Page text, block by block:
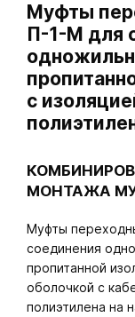
Муфты
П-1-M для
с
МОНТАЖА
Муфты
соединения
пропитанной
оболочкой с
полиэтилена на